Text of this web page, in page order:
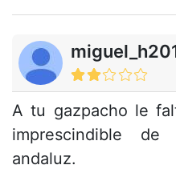
A tu gazpacho le
imprescindible
andaluz.